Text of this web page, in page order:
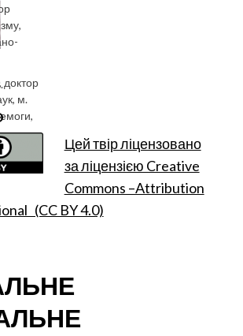
, доктор
м.
.
ФОРМУВАННЯ
ЕКОНОМІЧНОЇ
СКЛАДОВОЇ
ПРОФЕСІЙНОГО
ІНТЕЛЕКТУ
ЮРИСТІВ:
Цей твір ліцензовано
за ліцензією Creative
Commons –Attribution
(CC BY 4.0)